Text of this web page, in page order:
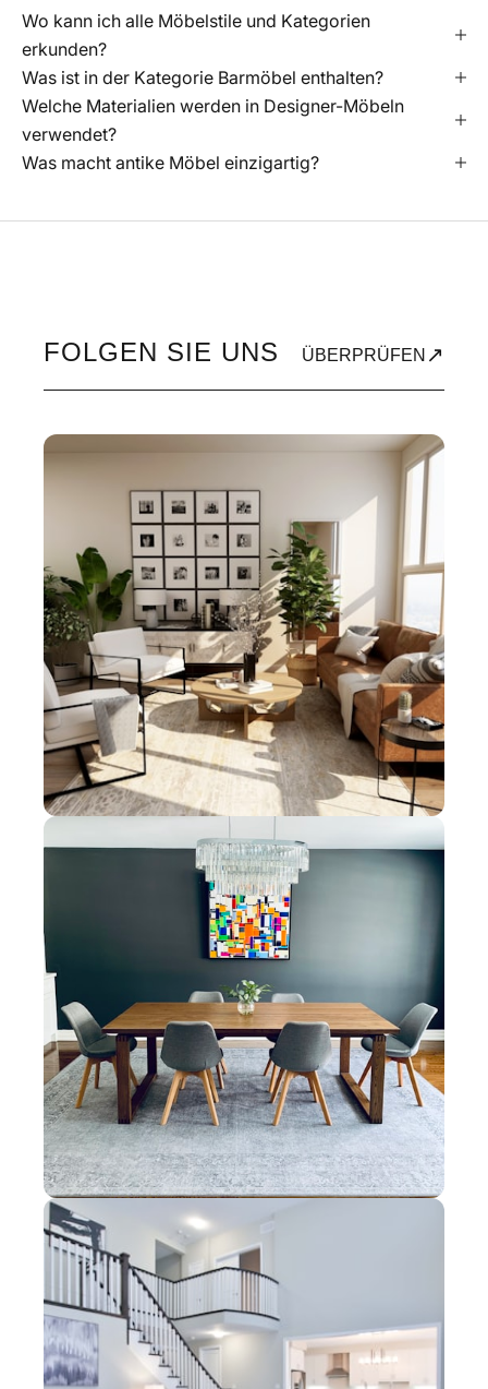
Wo kann ich alle Möbelstile und Kategorien
erkunden?
Was ist in der Kategorie Barmöbel enthalten?
Welche Materialien werden in Designer-Möbeln
verwendet?
Was macht antike Möbel einzigartig?
FOLGEN SIE UNS ÜBERPRÜFEN ↗